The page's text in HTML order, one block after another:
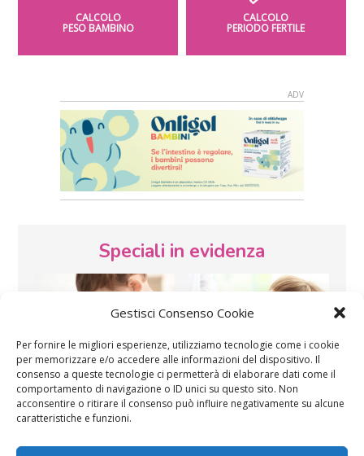
Gestisci Consenso Cookie
Per fornire le migliori esperienze, utilizziamo tecnologie come i cookie
per memorizzare e/o accedere alle informazioni del dispositivo. Il
consenso a queste tecnologie ci permetterà di elaborare dati come il
comportamento di navigazione o ID unici su questo sito. Non
acconsentire o ritirare il consenso può influire negativamente su alcune
caratteristiche e funzioni.
CALCOLO
PESO BAMBINO
CALCOLO
PERIODO FERTILE
Speciali in evidenza
Vaccini SOS Pediatra